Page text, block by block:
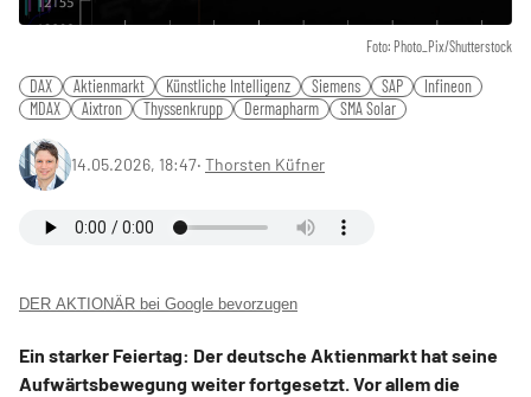
Foto: Photo_Pix/Shutterstock
DAX Aktienmarkt Künstliche Intelligenz Siemens SAP
Infineon
MDAX
Aixtron Thyssenkrupp Dermapharm SMA Solar
14.05.2026, 18:47‧ Thorsten Küfner
DER AKTIONÄR bei Google bevorzugen
Ein starker Feiertag: Der deutsche Aktienmarkt hat seine
Aufwärtsbewegung weiter fortgesetzt. Vor allem die